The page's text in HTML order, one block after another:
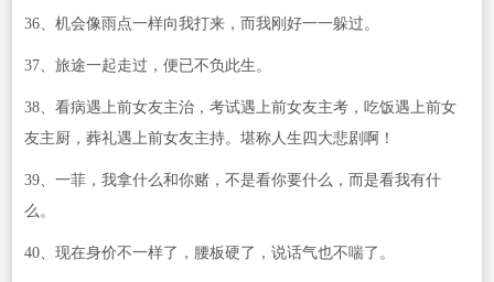
36、机会像雨点一样向我打来，而我刚好一一躲过。
37、旅途一起走过，便已不负此生。
38、看病遇上前女友主治，考试遇上前女友主考，吃饭遇上前女
友主厨，葬礼遇上前女友主持。堪称人生四大悲剧啊！
39、一菲，我拿什么和你赌，不是看你要什么，而是看我有什
么。
40、现在身价不一样了，腰板硬了，说话气也不喘了。